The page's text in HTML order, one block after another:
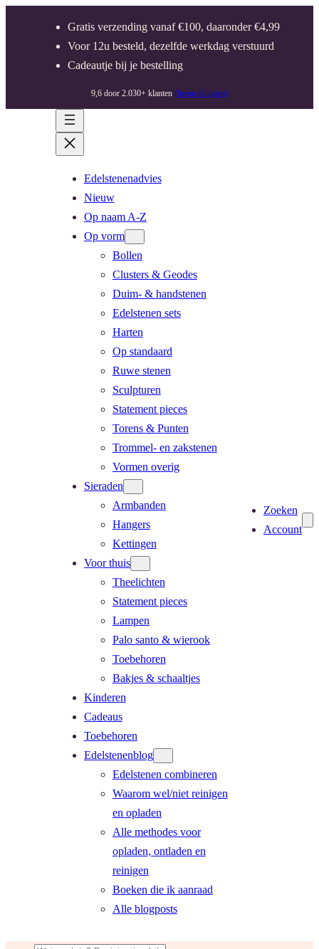
Gratis verzending vanaf €100, daaronder €4,99
Voor 12u besteld, dezelfde werkdag verstuurd
Cadeautje bij je bestelling
9,6 door 2.030+ klanten (beoordelingen)
Edelstenenadvies
Nieuw
Op naam A-Z
Op vorm
Bollen
Clusters & Geodes
Duim- & handstenen
Edelstenen sets
Harten
Op standaard
Ruwe stenen
Sculpturen
Statement pieces
Torens & Punten
Trommel- en zakstenen
Vormen overig
Sieraden
Armbanden
Hangers
Kettingen
Voor thuis
Theelichten
Statement pieces
Lampen
Palo santo & wierook
Toebehoren
Bakjes & schaaltjes
Kinderen
Cadeaus
Toebehoren
Edelstenenblog
Edelstenen combineren
Waarom wel/niet reinigen
en opladen
Alle methodes voor
opladen, ontladen en
reinigen
Boeken die ik aanraad
Alle blogposts
Zoeken
Account